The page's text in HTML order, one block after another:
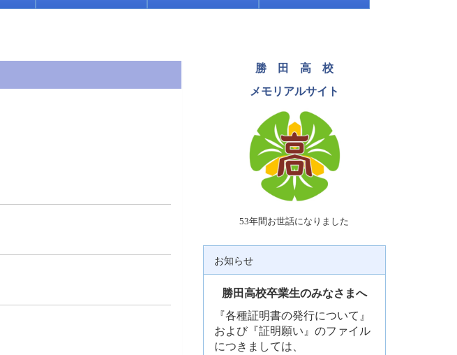
勝 田 高 校
メモリアルサイト
53年間お世話になりました
お知らせ
勝田高校卒業生のみなさまへ
『各種証明書の発行について』
および『証明願い』のファイル
につきましては、